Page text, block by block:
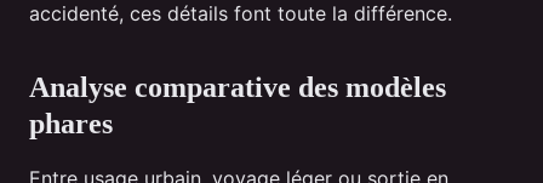
accidenté, ces détails font toute la différence.
Analyse comparative des modèles
phares